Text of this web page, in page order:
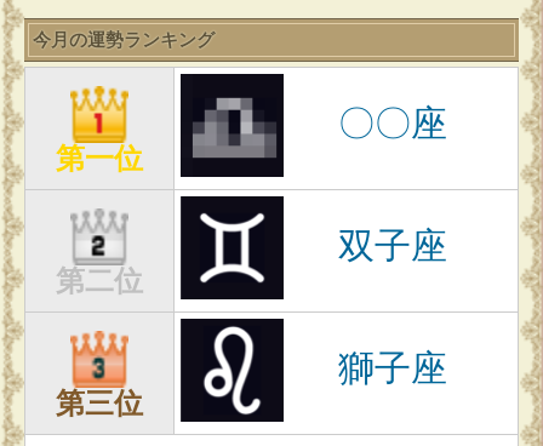
今月の運勢ランキング
第一位
〇〇座
第二位
双子座
第三位
獅子座